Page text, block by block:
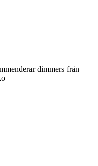
dimmers från